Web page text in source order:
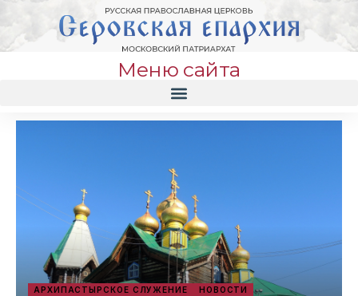
Меню сайта
АРХИПАСТЫРСКОЕ СЛУЖЕНИЕ
НОВОСТИ